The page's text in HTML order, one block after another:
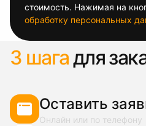
стоимость. Нажимая на
обработку персональных
3 шагадля
Оставить
Онлайн или по телефону